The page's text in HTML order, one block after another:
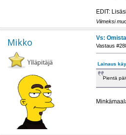
EDIT:
Viimeksi
Mikko Vs:
Vastaus
Lainaus
Pientä